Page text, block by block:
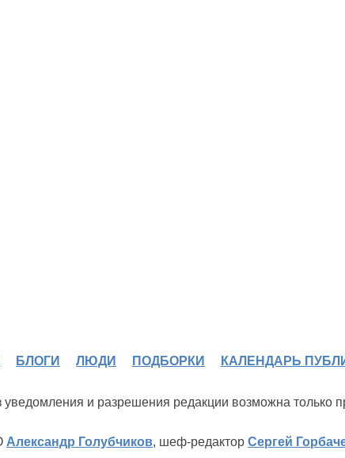
БЛОГИ ЛЮДИ ПОДБОРКИ КАЛЕНДАРЬ
и разрешения редакции возможна только
Александр Голубчиков, шеф-редактор Сергей